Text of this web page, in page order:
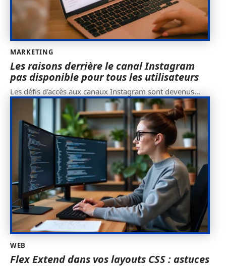
MARKETING
Les raisons derrière le canal Instagram
pas disponible pour tous les utilisateurs
Les défis d'accès aux canaux Instagram sont devenus…
WEB
Flex Extend dans vos layouts CSS : astuces